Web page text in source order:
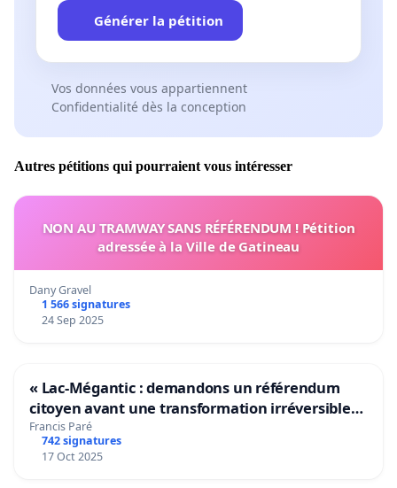
Générer la pétition
Vos données vous appartiennent
Confidentialité dès la conception
Autres pétitions qui pourraient vous intéresser
NON AU TRAMWAY SANS RÉFÉRENDUM ! Pétition
adressée à la Ville de Gatineau
Dany Gravel
1 566 signatures
24 Sep 2025
« Lac-Mégantic : demandons un référendum
citoyen avant une transformation irréversible
de notre territoire »
Francis Paré
742 signatures
17 Oct 2025